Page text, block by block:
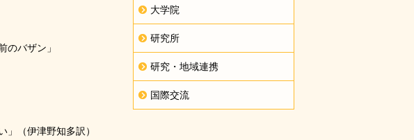
バザン」
（伊津野知多訳）
大学院
研究所
研究・地域連携
国際交流